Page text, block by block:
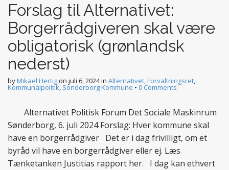
Forslag til Alternativet:
Borgerrådgiveren skal være
obligatorisk (grønlandsk
nederst)
byMikael Hertigon juli 6, 2024in Alternativet,Forvaltningsret,
Kommunalpolitik, Sonderborg Kommune • 0 Comments
Alternativet Politisk Forum Det Sociale Maskinrum
Sønderborg, 6. juli 2024 Forslag: Hver kommune skal
have en borgerrådgiver Det er i dag frivilligt, om et
byråd vil have en borgerrådgiver eller ej. Læs
Tænketanken Justitias rapport her. I dag kan ethvert